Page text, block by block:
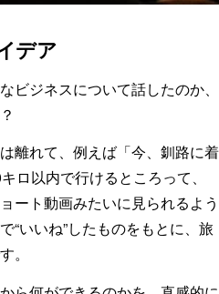
デア
ビジネスについて話したのか、
離れて、例えば「今、釧路に着
ロ以内で行けるところって、
ート動画みたいに見られるよう
“いいね”したものをもとに、旅
。